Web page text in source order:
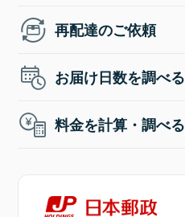
再配達のご依頼
お届け日数を調べる
料金を計算・調べる